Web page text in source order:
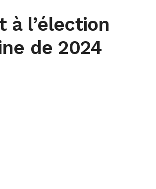
à l’élection
de 2024